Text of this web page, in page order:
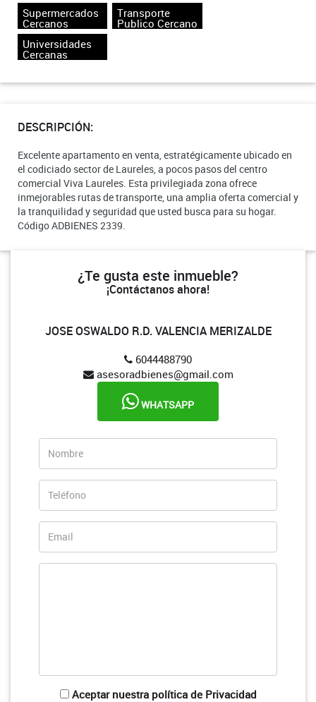
Supermercados
Cercanos
Transporte
Publico Cercano
Universidades
Cercanas
DESCRIPCIÓN:
Excelente apartamento en venta, estratégicamente ubicado en
el codiciado sector de Laureles, a pocos pasos del centro
comercial Viva Laureles. Esta privilegiada zona ofrece
inmejorables rutas de transporte, una amplia oferta comercial y
la tranquilidad y seguridad que usted busca para su hogar.
Código ADBIENES 2339.
¿Te gusta este inmueble?
¡Contáctanos ahora!
JOSE OSWALDO R.D. VALENCIA MERIZALDE
6044488790
asesoradbienes@gmail.com
WHATSAPP
Aceptar nuestra política de Privacidad